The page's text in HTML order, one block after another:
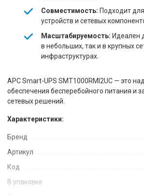
Совместимость: Подходит
устройств и сетевых
Масштабируемость: Идеален
в небольших, так и в крупных
инфраструктурах.
APC Smart-UPS SMT1000RMI2UC — это
обеспечения бесперебойного питания и
сетевых решений.
Характеристики:
Бренд
Артикул
Код
В упаковке